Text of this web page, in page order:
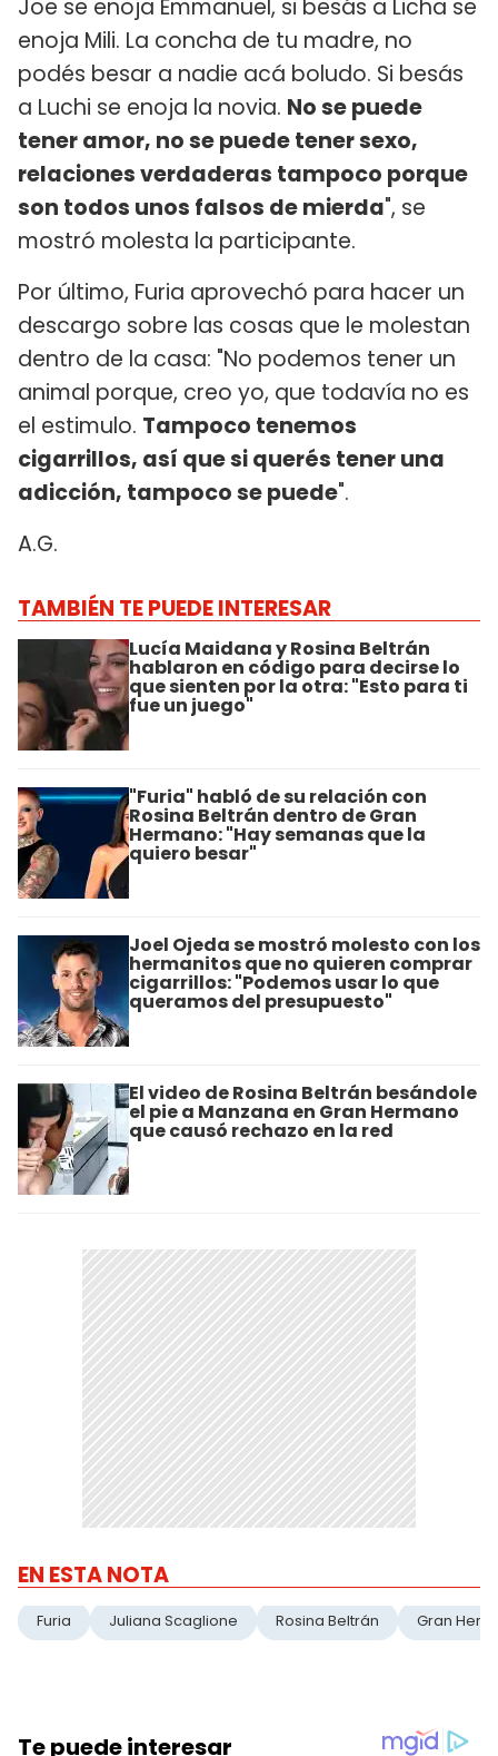
Joe se enoja Emmanuel, si besás a Licha se
enoja Mili. La concha de tu madre, no
podés besar a nadie acá boludo. Si besás
a Luchi se enoja la novia. No se puede
tener amor, no se puede tener sexo,
relaciones verdaderas tampoco porque
son todos unos falsos de mierda", se
mostró molesta la participante.
Por último, Furia aprovechó para hacer un
descargo sobre las cosas que le molestan
dentro de la casa: "No podemos tener un
animal porque, creo yo, que todavía no es
el estimulo. Tampoco tenemos
cigarrillos, así que si querés tener una
adicción, tampoco se puede".
A.G.
TAMBIÉN TE PUEDE INTERESAR
Lucía Maidana y Rosina Beltrán
hablaron en código para decirse lo
que sienten por la otra: "Esto para ti
fue un juego"
"Furia" habló de su relación con
Rosina Beltrán dentro de Gran
Hermano: "Hay semanas que la
quiero besar"
Joel Ojeda se mostró molesto con los
hermanitos que no quieren comprar
cigarrillos: "Podemos usar lo que
queramos del presupuesto"
El video de Rosina Beltrán besándole
el pie a Manzana en Gran Hermano
que causó rechazo en la red
EN ESTA NOTA
Furia Juliana Scaglione Rosina Beltrán Gran